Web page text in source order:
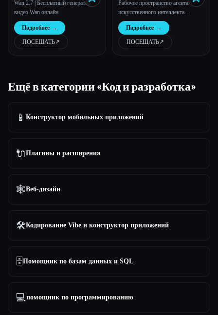
будущем на саморазв
Wan 2.7 | Бесплатный генератор
видео Wan онлайн
Подробнее →
ПОСЕЩАТЬ↗︎
Рабочее пространство агента
искусственного интеллекта
инженера GTM - Drevon
Подробнее →
ПОСЕЩАТЬ↗︎
Ещё в категории «Код и разработка»
📱 Конструктор мобильных приложений
🔌Плагины и расширения
🕸Веб-дизайн
🛠️Кодирование Vibe и конструктор приложений
🗄️Помощник по базам данных и SQL
💻помощник по программированию